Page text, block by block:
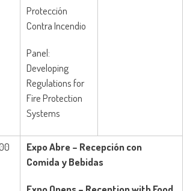
Protección
Contra Incendio
Panel:
Developing
Regulations for
Fire Protection
Systems
Expo Abre – Recepción con
Comida y Bebidas